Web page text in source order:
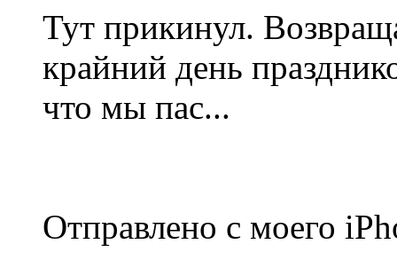
Тут прикинул.
крайний день
что мы пас...
Отправлено с моего